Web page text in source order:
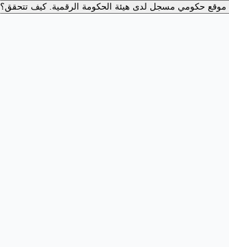
موقع حكومي مسجل لدى هيئة الحكومة الرقمية.كيف تتحقق؟